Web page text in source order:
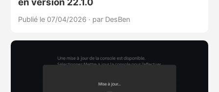
Publié le 07/04/2026 · par DesBen